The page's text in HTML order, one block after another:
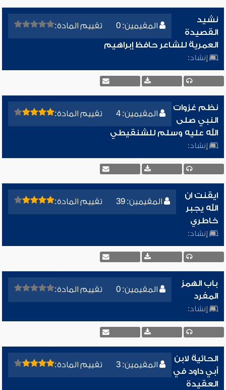
المقيمين: 0 تقييم المادة:
نشيد
القصيدة
العمرية للشاعر حافظ إبراهيم
إنشاد:
المقيمين: 4 تقييم المادة:
نظم غزوات
النبي صلى
الله عليه وسلم للشنقيطي
إنشاد:
المقيمين: 39 تقييم المادة:
ايقنت ان
الله يجبر
خاطري
إنشاد:
المقيمين: 0 تقييم المادة:
باب الهمز
المفرد
إنشاد:
المقيمين: 3 تقييم المادة:
الحائية لابن
أبي داود في
العقيدة